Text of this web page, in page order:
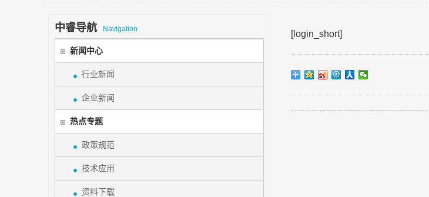
中睿导航 Navigation
新闻中心
行业新闻
企业新闻
热点专题
政策规范
技术应用
资料下载
[login_short]